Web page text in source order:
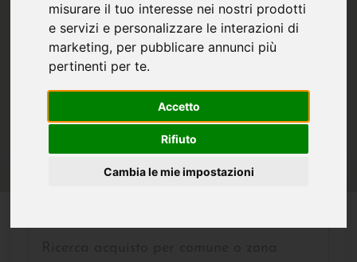
misurare il tuo interesse nei nostri prodotti
e servizi e personalizzare le interazioni di
marketing, per pubblicare annunci più
pertinenti per te.
Accetto
Rifiuto
Cambia le mie impostazioni